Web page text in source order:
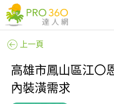
上一頁
高雄市鳳山區江〇
內裝潢需求